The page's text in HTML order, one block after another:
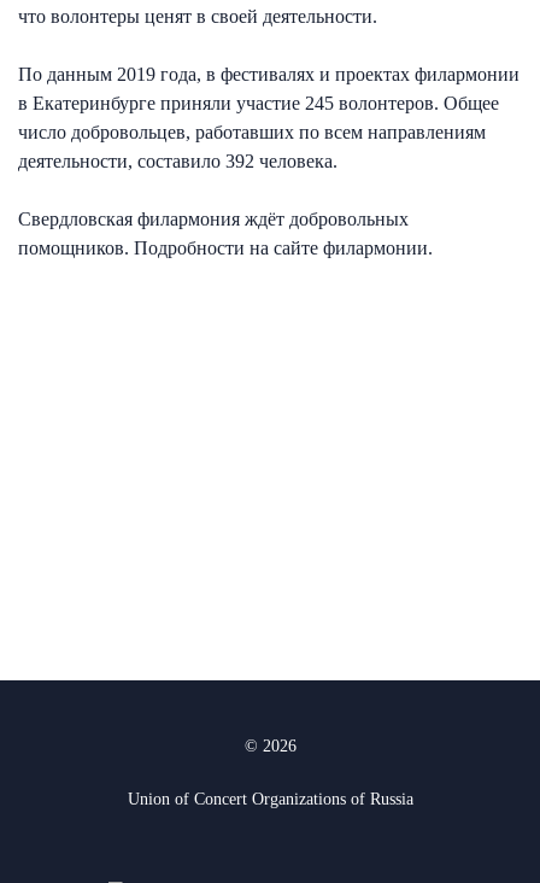
что волонтеры ценят в своей деятельности.
По данным 2019 года, в фестивалях и проектах филармонии
в Екатеринбурге приняли участие 245 волонтеров. Общее
число добровольцев, работавших по всем направлениям
деятельности, составило 392 человека.
Свердловская филармония ждёт добровольных
помощников. Подробности на сайте филармонии.
© 2026
Union of Concert Organizations of Russia